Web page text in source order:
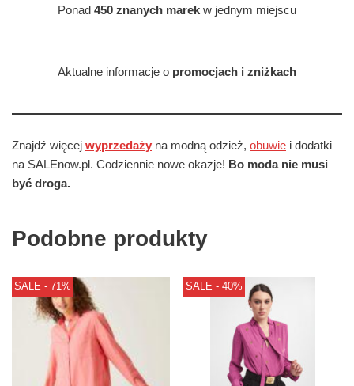
Ponad 450 znanych marek w jednym miejscu
Aktualne informacje o promocjach i zniżkach
Znajdź więcej wyprzedaży na modną odzież, obuwie i dodatki
na SALEnow.pl. Codziennie nowe okazje! Bo moda nie musi
być droga.
Podobne produkty
SALE - 71% SALE - 40%